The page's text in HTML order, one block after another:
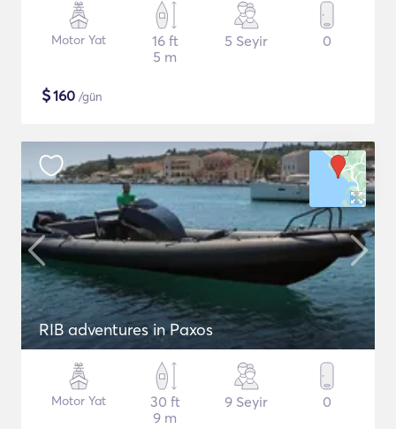
Motor Yat
16 ft
5 m
5 Seyir 0
$160 /gün
RIB adventures in Paxos
Motor Yat
30 ft
9 m
9 Seyir 0